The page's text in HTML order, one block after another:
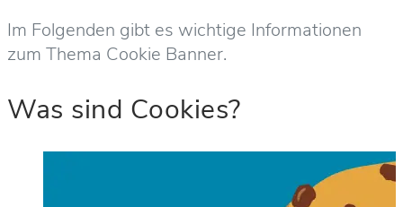
Im Folgenden gibt es wichtige Informationen
zum Thema Cookie Banner.
Was sind Cookies?